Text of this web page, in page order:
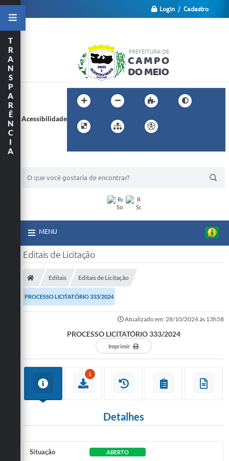
Login / Cadastro
Acessibilidade
MENU
T
R
A
N
S
P
A
R
Ê
N
C
I
A
Editais de Licitação
Editais Editais de Licitação
PROCESSO LICITATÓRIO 333/2024
Atualizado em: 28/10/2024 às 13h58
PROCESSO LICITATÓRIO 333/2024
Imprimir
1
Detalhes
Situação ABERTO